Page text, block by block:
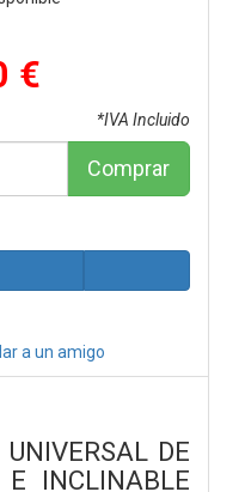
€
*IVA Incluido
Comprar
a un amigo
DE
E INCLINABLE